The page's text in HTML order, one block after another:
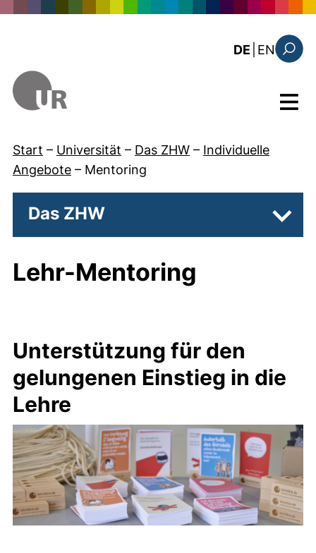
DE EN: the
Menü
Start – Universität – Das ZHW – Individuelle
Angebote – Mentoring
Das ZHW
Lehr-Mentoring
Unterstützung für den
gelungenen Einstieg in die
Lehre